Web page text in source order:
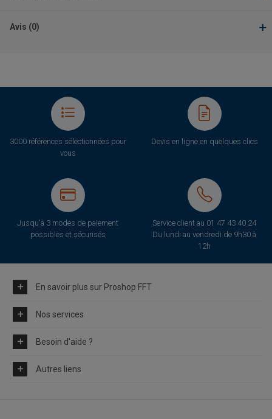
Avis (0)
3000 références sélectionnées pour
vous
Devis en ligne en quelques clics
Jusqu'à 3 modes de paiement
possibles et sécurisés
Service client au 01 47 43 40 24
Du lundi au vendredi de 9h30 à
12h
En savoir plus sur Proshop FFT
Nos services
Besoin d'aide ?
Autres liens